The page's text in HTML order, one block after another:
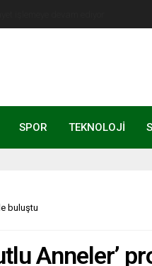
SPOR TEKNOLOJİ
buluştu
Anneler’